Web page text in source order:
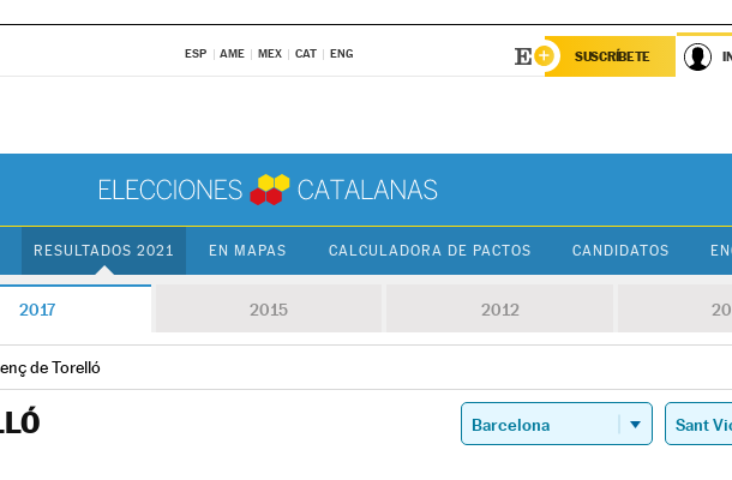
ESP AME MEX CAT ENG SUSCRÍBETE
RESULTADOS 2021 EN MAPAS CALCULADORA DE PACTOS CANDIDATOS
2017 2015 2012
de Torelló